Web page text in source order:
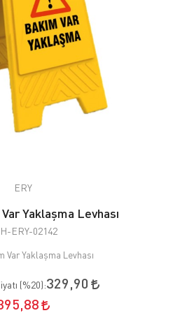
ERY
Yaklaşma Levhası
ERY-02142
Var Yaklaşma Levhası
(%20):329,90